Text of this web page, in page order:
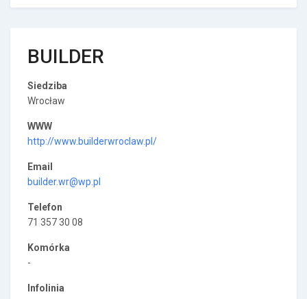
BUILDER
Siedziba
Wrocław
WWW
http://www.builderwroclaw.pl/
Email
builder.wr@wp.pl
Telefon
71 357 30 08
Komórka
-
Infolinia